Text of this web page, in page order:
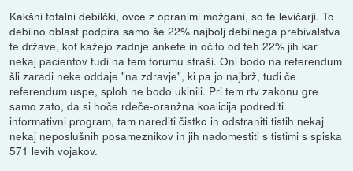
Kakšni totalni debilčki, ovce z opranimi možgani, so te levičarji. To
debilno oblast podpira samo še 22% najbolj debilnega prebivalstva
te države, kot kažejo zadnje ankete in očito od teh 22% jih kar
nekaj pacientov tudi na tem forumu straši. Oni bodo na referendum
šli zaradi neke oddaje "na zdravje", ki pa jo najbrž, tudi če
referendum uspe, sploh ne bodo ukinili. Pri tem rtv zakonu gre
samo zato, da si hoče rdeče-oranžna koalicija podrediti
informativni program, tam narediti čistko in odstraniti tistih nekaj
nekaj neposlušnih posameznikov in jih nadomestiti s tistimi s spiska
571 levih vojakov.